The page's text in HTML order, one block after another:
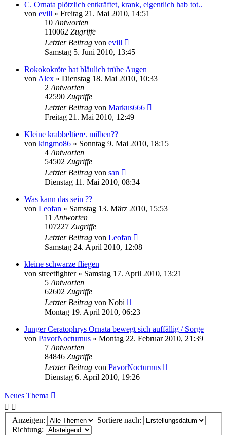
C. Ornata plötzlich entkräftet, krank, eigentlich hab tot..
von evill » Freitag 21. Mai 2010, 14:51
10 Antworten
110062 Zugriffe
Letzter Beitrag von evill
Samstag 5. Juni 2010, 13:45
Rokokokröte hat bläulich trübe Augen
von Alex » Dienstag 18. Mai 2010, 10:33
2 Antworten
42590 Zugriffe
Letzter Beitrag von Markus666
Freitag 21. Mai 2010, 12:49
Kleine krabbeltiere. milben??
von kingmo86 » Sonntag 9. Mai 2010, 18:15
4 Antworten
54502 Zugriffe
Letzter Beitrag von san
Dienstag 11. Mai 2010, 08:34
Was kann das sein ??
von Leofan » Samstag 13. März 2010, 15:53
11 Antworten
107227 Zugriffe
Letzter Beitrag von Leofan
Samstag 24. April 2010, 12:08
kleine schwarze fliegen
von streetfighter» Samstag 17. April 2010, 13:21
5 Antworten
62602 Zugriffe
Letzter Beitrag von Nobi
Montag 19. April 2010, 06:23
Junger Ceratophrys Ornata bewegt sich auffällig / Sorge
von PavorNocturnus » Montag 22. Februar 2010, 21:39
7 Antworten
84846 Zugriffe
Letzter Beitrag von PavorNocturnus
Dienstag 6. April 2010, 19:26
Neues Thema
Anzeigen:
Sortiere nach:
Richtung: